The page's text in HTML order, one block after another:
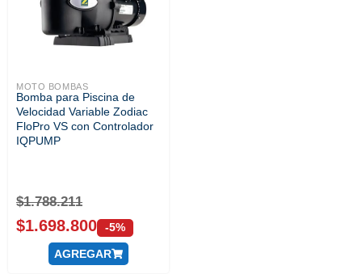
MOTO BOMBAS
Bomba para Piscina de
Velocidad Variable Zodiac
FloPro VS con Controlador
IQPUMP
$1.788.211
$1.698.800 -5%
AGREGAR